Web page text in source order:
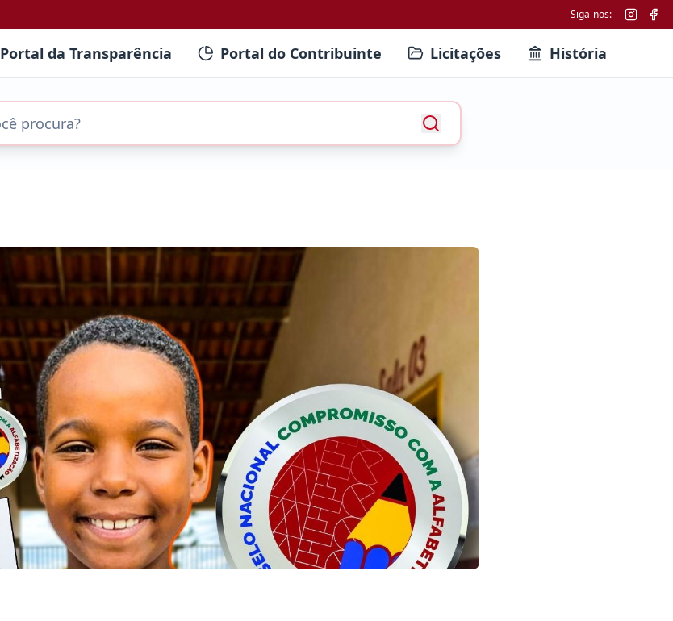
Siga-nos:
Portal da Transparência Portal do Contribuinte Licitações História